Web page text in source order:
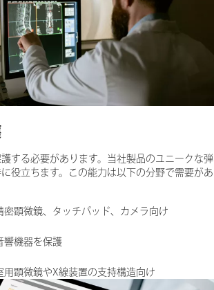
する必要があります。当社製品のユニークな弾
役立ちます。この能力は以下の分野で需要があ
密顕微鏡、タッチパッド、カメラ向け
響機器を保護
用顕微鏡やX線装置の支持構造向け